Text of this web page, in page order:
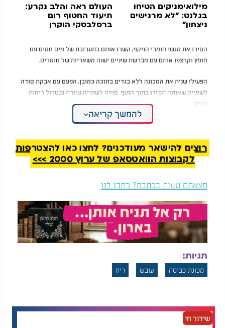
מילואימניקים הטיחו
בגלנט: "לא מרגישים
ניצחון"
העולם ראה והלב נקרע:
תיעוד החטוף רום
ברסלבסקי הוקרן
הסירו את מגשי חומרי הניקוי, השרו אותם בתערובת של מים חמים עם
חומץ וקרצפו אותם עם מברשת שיניים ישנה משאריות של חומרים.
הפעילו שנית את המכונה ללא בגדים בתוכה כמובן, הפעם עם אבקת סודה
לשתייה שאותה תפזרו בתוך התוף. סודה לשתייה עוזרת בנטרול ריחות
רעים.
אם יש לכם חלון בחדר הכביסה, שם מאוחסנת לרוב מכונת הכביסה, פתחו
נקו לעתים קרובות את המסנן של מכונת הכביסה, שעשוי לתרום לצמיחת
עובש כאשר הוא סתום.
להמשך קריאה
רוצים להישאר מעודכנים? לחצו כאן להצטרפות
לקבוצות הוואטסאפ של ערוץ 2000 >>>
מצאתם טעות בכתבה? כתבו לנו
תגיות:
מכונת כביסה עובש ריח
שידור חי